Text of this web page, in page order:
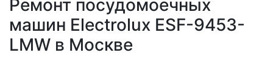
Ремонт посудомоечных
машин Electrolux ESF-9453-
LMW в Москве